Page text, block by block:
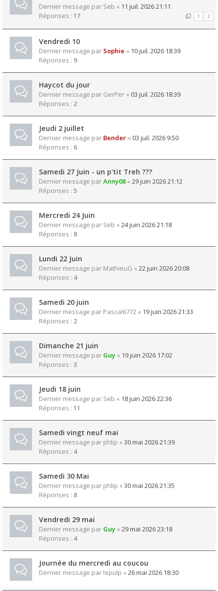
Dernier message par Seb « 11 juil. 2026 21:11
Réponses : 17 1 2
Vendredi 10
Dernier message par Sophie « 10 juil. 2026 18:39
Réponses : 9
Haycot du jour
Dernier message par GerPer « 03 juil. 2026 18:39
Réponses : 2
Jeudi 2 juillet
Dernier message par Bender « 03 juil. 2026 9:50
Réponses : 6
Samedi 27 Juin - un p'tit Treh ???
Dernier message parAnny08« 29 juin 2026 21:12
Réponses : 5
Mercredi 24 Juin
Dernier message par Seb « 24 juin 2026 21:18
Réponses : 8
Lundi 22 Juin
Dernier message par MathieuG « 22 juin 2026 20:08
Réponses : 4
Samedi 20 juin
Dernier message par Pascal6772 « 19 juin 2026 21:33
Réponses : 2
Dimanche 21 juin
Dernier message par Guy « 19 juin 2026 17:02
Réponses : 3
Jeudi 18 juin
Dernier message par Seb « 18 juin 2026 22:36
Réponses : 11
Samedi vingt neuf mai
Dernier message par phlip « 30 mai 2026 21:39
Réponses : 4
Samedi 30 Mai
Dernier message par phlip « 30 mai 2026 21:35
Réponses : 8
Vendredi 29 mai
Dernier message par Guy « 29 mai 2026 23:18
Réponses : 4
Journée du mercredi au coucou
Dernier message par lepulp « 26 mai 2026 18:30